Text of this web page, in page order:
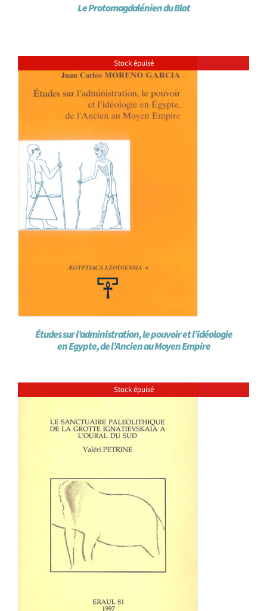
Le Protomagdalénien du Blot
Stock épuisé
Études sur l’administration, le pouvoir et l’idéologie
en Egypte, de l’Ancien au Moyen Empire
Stock épuisé